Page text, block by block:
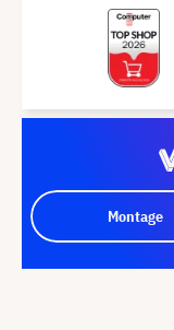
Montage